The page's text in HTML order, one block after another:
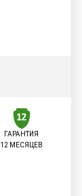
ГАРАНТИЯ
12 МЕСЯЦЕВ